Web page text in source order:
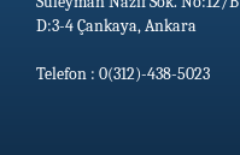
D:3-4 Çankaya, Ankara
Telefon : 0(312)-438-5023